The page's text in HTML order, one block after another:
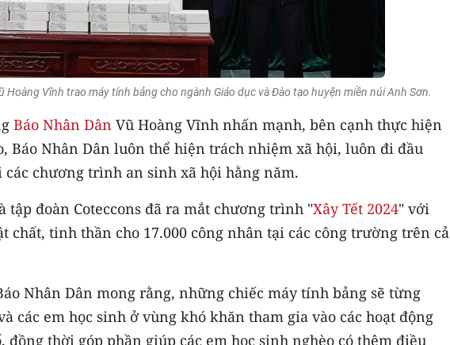
Hoàng Vĩnh trao máy tính bảng cho ngành Giáo dục và Đào tạo huyện miền núi Anh Sơn.
Báo Nhân Dân Vũ Hoàng Vĩnh nhấn mạnh, bên cạnh thực hiện
Báo Nhân Dân luôn thể hiện trách nhiệm xã hội, luôn đi đầu
chương trình an sinh xã hội hằng năm.
tập đoàn Coteccons đã ra mắt chương trình "Xây Tết 2024" với
chất, tinh thần cho 17.000 công nhân tại các công trường trên cả
Nhân Dân mong rằng, những chiếc máy tính bảng sẽ từng
các em học sinh ở vùng khó khăn tham gia vào các hoạt động
đồng thời góp phần giúp các em học sinh nghèo có thêm điều